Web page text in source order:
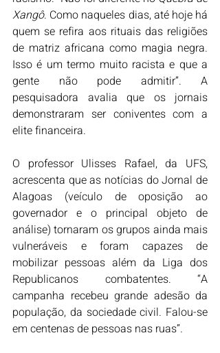
Xangô. Como naqueles dias, até hoje há
quem se refira aos rituais das religiões
de matriz africana como magia negra.
Isso é um termo muito racista e que a
gente não pode admitir”. A
pesquisadora avalia que os jornais
demonstraram ser coniventes com a
elite financeira.
O professor Ulisses Rafael, da UFS,
acrescenta que as notícias do Jornal de
Alagoas (veículo de oposição ao
governador e o principal objeto de
análise) tornaram os grupos ainda mais
vulneráveis e foram capazes de
mobilizar pessoas além da Liga dos
Republicanos combatentes. “A
campanha recebeu grande adesão da
população, da sociedade civil. Falou-se
em centenas de pessoas nas ruas”.